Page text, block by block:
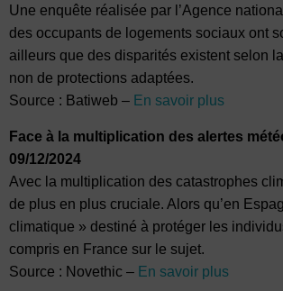
Une enquête réalisée par l’Agence
des occupants de logements sociaux ont
ailleurs que des disparités existent selon
non de protections adaptées.
Source : Batiweb – En savoir plus
Face à la multiplication des alertes
09/12/2024
Avec la multiplication des catastrophes
de plus en plus cruciale. Alors qu’en
climatique » destiné à protéger les
compris en France sur le sujet.
Source : Novethic – En savoir plus